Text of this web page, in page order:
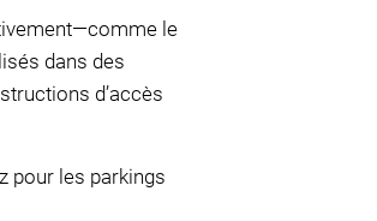
le
dans des
d’accès
pour les parkings